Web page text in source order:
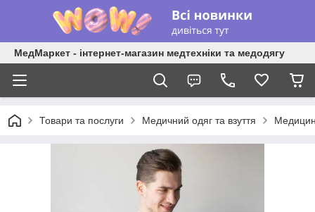
МедМаркет - інтернет-магазин медтехніки та медодягу
Товари та послуги Медичний одяг та взуття